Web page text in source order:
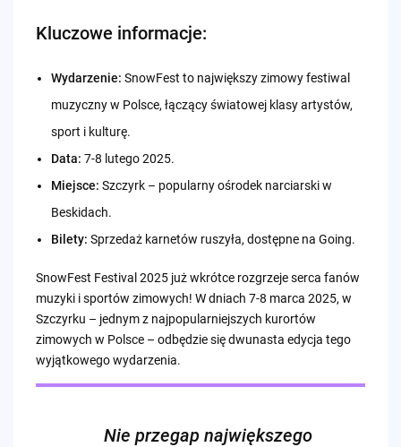
Kluczowe informacje:
Wydarzenie: SnowFest to największy zimowy festiwal
muzyczny w Polsce, łączący światowej klasy artystów,
sport i kulturę.
Data: 7-8 lutego 2025.
Miejsce: Szczyrk – popularny ośrodek narciarski w
Beskidach.
Bilety: Sprzedaż karnetów ruszyła, dostępne na Going.
SnowFest Festival 2025 już wkrótce rozgrzeje serca fanów
muzyki i sportów zimowych! W dniach 7-8 marca 2025, w
Szczyrku – jednym z najpopularniejszych kurortów
zimowych w Polsce – odbędzie się dwunasta edycja tego
wyjątkowego wydarzenia.
Nie przegap największego